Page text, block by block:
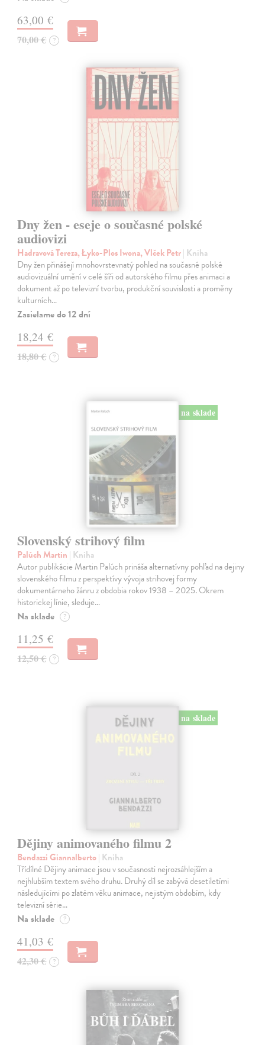
63,00 €
70,00 € ?
Dny žen - eseje o současné polské
audiovizi
Hadravová Tereza, Łyko-Plos Iwona, Vlček Petr| Kniha
Dny žen přinášejí mnohovrstevnatý pohled na současné polské
audiovizuální umění v celé šíři od autorského filmu přes animaci a
dokument až po televizní tvorbu, produkční souvislosti a proměny
kulturních…
Zasielame do 12 dní
18,24 €
18,80 € ?
na sklade
Slovenský strihový film
Palúch Martin | Kniha
Autor publikácie Martin Palúch prináša alternatívny pohľad na dejiny
slovenského filmu z perspektívy vývoja strihovej formy
dokumentárneho žánru z obdobia rokov 1938 – 2025. Okrem
historickej línie, sleduje…
Na sklade ?
11,25 €
12,50 € ?
na sklade
Dějiny animovaného filmu 2
Bendazzi Giannalberto| Kniha
Třídílné Dějiny animace jsou v současnosti nejrozsáhlejším a
nejhlubším textem svého druhu. Druhý díl se zabývá desetiletími
následujícími po zlatém věku animace, nejistým obdobím, kdy
televizní série…
Na sklade ?
41,03 €
42,30 € ?